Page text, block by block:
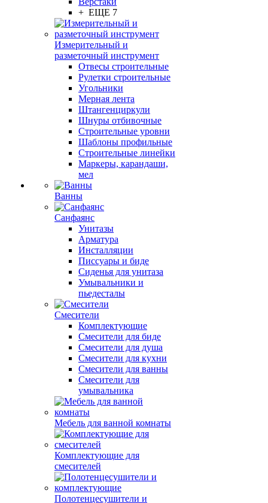
+ ЕЩЕ 7
Измерительный и
разметочный инструмент
Отвесы строительные
Рулетки строительные
Угольники
Мерная лента
Штангенциркули
Шнуры отбивочные
Строительные уровни
Шаблоны профильные
Строительные линейки
Маркеры, карандаши,
мел
Ванны
Санфаянс
Унитазы
Арматура
Инсталляции
Писсуары и биде
Сиденья для унитаза
Умывальники и
пьедесталы
Смесители
Комплектующие
Смесители для биде
Смесители для душа
Смесители для кухни
Смесители для ванны
Смесители для
умывальника
Мебель для ванной комнаты
Комплектующие для
смесителей
Полотенцесушители и